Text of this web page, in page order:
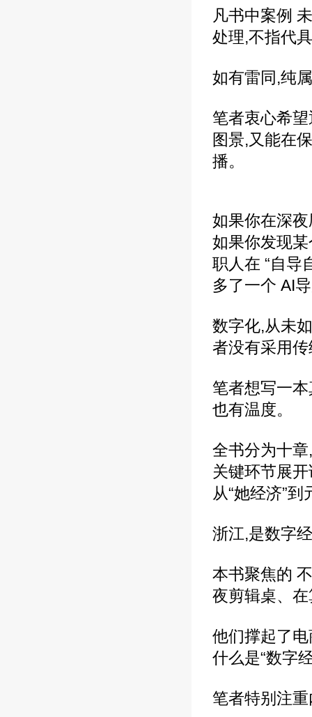
凡书中案例
处理,不指代
如有雷同,纯
笔者衷心希
图景,又能在
播。
如果你在深
如果你发现
职人在 “自导
多了一个 AI
数字化,从未
者没有采用
笔者想写一
也有温度。
全书分为十
关键环节展
从“她经济”
浙江,是数字
本书聚焦的
夜剪辑桌、
他们撑起了
什么是“数字
笔者特别注